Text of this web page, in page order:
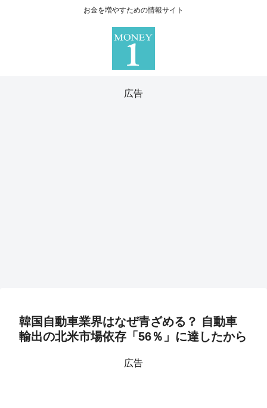
お金を増やすための情報サイト
広告
韓国自動車業界はなぜ青ざめる？ 自動車
輸出の北米市場依存「56％」に達したから
広告